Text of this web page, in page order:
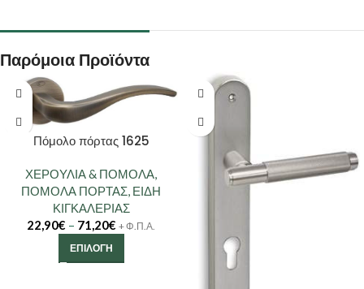
Παρόμοια Προϊόντα
Πόμολο πόρτας 1625
ΧΕΡΟΥΛΙΑ & ΠΟΜΟΛΑ,
ΠΟΜΟΛΑ ΠΟΡΤΑΣ, ΕΙΔΗ
ΚΙΓΚΑΛΕΡΙΑΣ
22,90€ – 71,20€ + Φ.Π.Α.
ΕΠΙΛΟΓΉ